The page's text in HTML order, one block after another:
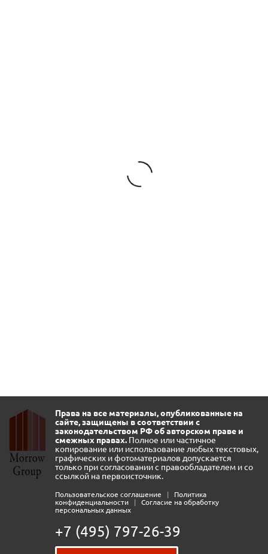
Права на все материалы, опубликованные на
сайте, защищены в соответствии с
законодательством РФ об авторском праве и
смежных правах. Полное или частичное
копирование или использование любых текстовых,
графических и фотоматериалов допускается
только при согласовании с правообладателем и со
ссылкой на первоисточник.
Пользовательское соглашение |
Политика
конфиденциальности
|
Согласие на обработку
персональных данных
+7 (495) 797-26-39